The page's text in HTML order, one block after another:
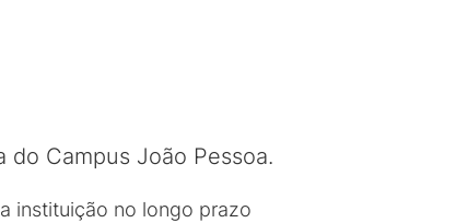
Campus João Pessoa.
instituição no longo prazo